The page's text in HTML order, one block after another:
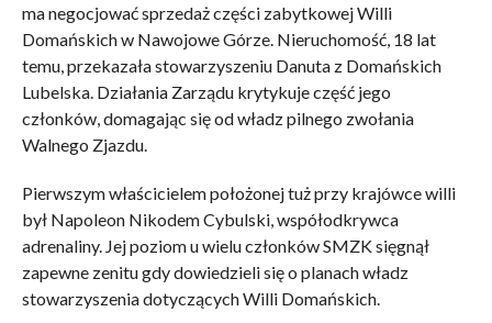
ma negocjować sprzedaż części zabytkowej Willi
Domańskich w Nawojowe Górze. Nieruchomość, 18 lat
temu, przekazała stowarzyszeniu Danuta z Domańskich
Lubelska. Działania Zarządu krytykuje część jego
członków, domagając się od władz pilnego zwołania
Walnego Zjazdu.
Pierwszym właścicielem położonej tuż przy krajówce willi
był Napoleon Nikodem Cybulski, współodkrywca
adrenaliny. Jej poziom u wielu członków SMZK sięgnął
zapewne zenitu gdy dowiedzieli się o planach władz
stowarzyszenia dotyczących Willi Domańskich.